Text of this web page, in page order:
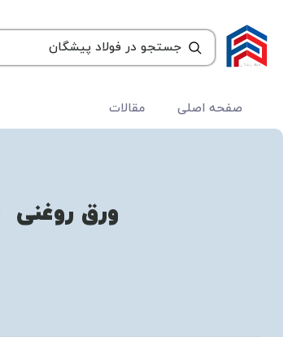
صفحه اصلی مقالات
ورق